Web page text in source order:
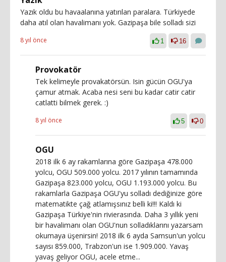
Yazık oldu bu havaalanına yatırılan paralara. Türkiyede
daha atıl olan havalimanı yok. Gazipaşa bile solladı sizi
8 yıl önce 1 16
Provokatör
Tek kelimeyle provakatörsün. Isin gücün OGU'ya
çamur atmak. Acaba nesi seni bu kadar catir catir
catlatti bilmek gerek. :)
8 yıl önce 5 0
OGU
2018 ilk 6 ay rakamlarına göre Gazipaşa 478.000
yolcu, OGU 509.000 yolcu. 2017 yılının tamamında
Gazipaşa 823.000 yolcu, OGU 1.193.000 yolcu. Bu
rakamlarla Gazipaşa OGU'yu solladı dediğinize göre
matematikte çağ atlamışsınız belli ki!!! Kaldı ki
Gazipaşa Türkiye'nin rivierasında. Daha 3 yıllık yeni
bir havalimanı olan OGU'nun solladıklarını yazarsam
okumaya üşenirsin! 2018 ilk 6 ayda Samsun'un yolcu
sayısı 859.000, Trabzon'un ise 1.909.000. Yavaş
yavaş geliyor OGU, acele etme...